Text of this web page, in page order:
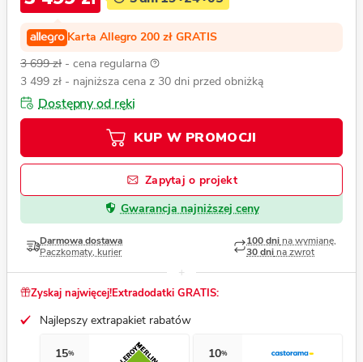
Karta Allegro 200 zł GRATIS
3 699 zł - cena regularna
3 499 zł - najniższa cena z 30 dni przed obniżką
Dostępny od ręki
KUP W PROMOCJI
Zapytaj o projekt
Gwarancja najniższej ceny
Darmowa dostawa
Paczkomaty, kurier
100 dni na wymianę,
30 dni na zwrot
Zyskaj najwięcej!Extradodatki GRATIS:
Najlepszy extrapakiet rabatów
15% 10%